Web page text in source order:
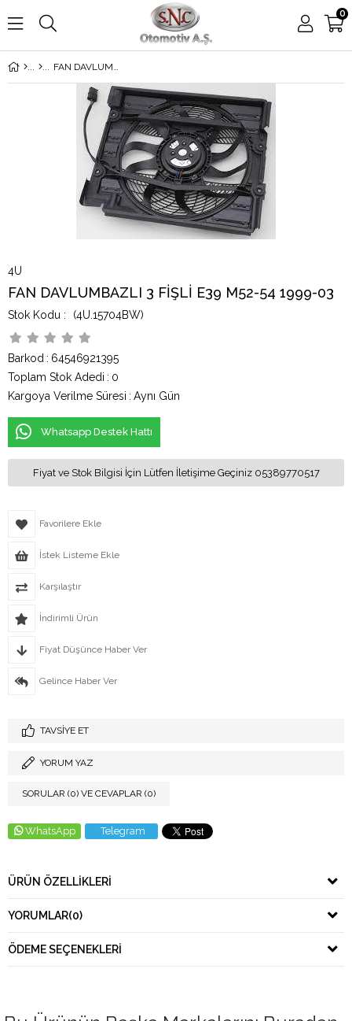
0
FAN DAVLUMBAZLI 3 FİŞLİ E39 M52-54 1999-03
4U
FAN DAVLUMBAZLI 3 FİŞLİ E39 M52-54 1999-03
(4U.15704BW)
Barkod : 64546921395
Toplam Stok Adedi : 0
Kargoya Verilme Süresi : Aynı Gün
Whatsapp Destek Hattı
Fiyat ve Stok Bilgisi İçin Lütfen İletişime Geçiniz 05389770517
Favorilere Ekle
İstek Listeme Ekle
Karşılaştır
İndirimli Ürün
Fiyat Düşünce Haber Ver
Gelince Haber Ver
TAVSIYE ET
YORUM YAZ
SORULAR (0) VE CEVAPLAR (0)
WhatsApp Telegram
ÜRÜN ÖZELLIKLERI
YORUMLAR(0)
ÖDEME SEÇENEKLERI